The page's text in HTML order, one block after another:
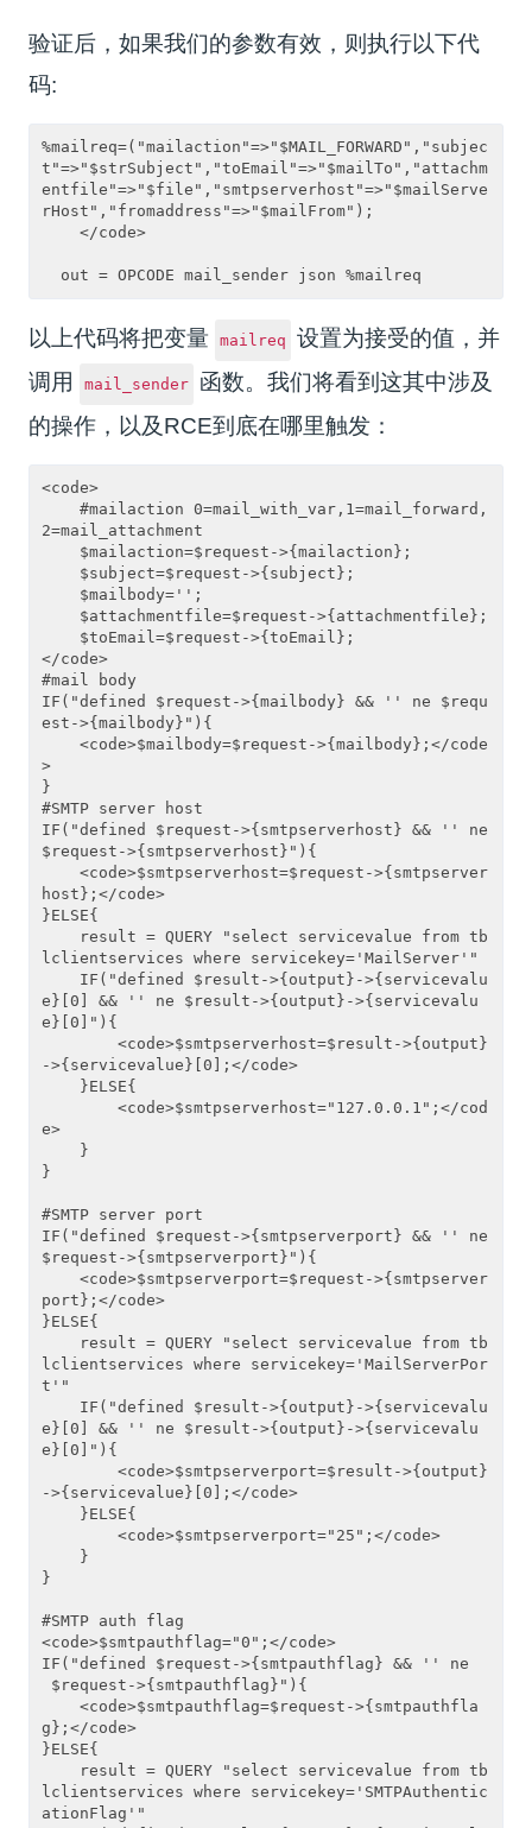
验证后，如果我们的参数有效，则执行以下代
码:
%mailreq=("mailaction"=>"$MAIL_FORWARD","subjec
t"=>"$strSubject","toEmail"=>"$mailTo","attachm
entfile"=>"$file","smtpserverhost"=>"$mailServe
rHost","fromaddress"=>"$mailFrom");
    </code>
以上代码将把变量 mailreq
设置为接受的值，并
调用
mail_sender
函数。我们将看到这其中涉及
的操作，以及RCE到底在哪里触发：
<code>
    #mailaction 0=mail_with_var,1=mail_forward,
2=mail_attachment
    $mailaction=$request->{mailaction};
    $subject=$request->{subject};
    $mailbody='';
    $attachmentfile=$request->{attachmentfile};
    $toEmail=$request->{toEmail};
</code>
#mail body
IF("defined $request->{mailbody} && '' ne $requ
est->{mailbody}"){
    <code>$mailbody=$request->{mailbody};</code
>
}
#SMTP server host
IF("defined $request->{smtpserverhost} && '' ne
$request->{smtpserverhost}"){
    <code>$smtpserverhost=$request->{smtpserver
host};</code>
}ELSE{
    result = QUERY "select servicevalue from tb
lclientservices where servicekey='MailServer'"
    IF("defined $result->{output}->{servicevalu
e}[0] && '' ne $result->{output}->{servicevalu
e}[0]"){
        <code>$smtpserverhost=$result->{output}
->{servicevalue}[0];</code>
    }ELSE{
        <code>$smtpserverhost="127.0.0.1";</cod
e>
    }
}
#SMTP server port
IF("defined $request->{smtpserverport} && '' ne
$request->{smtpserverport}"){
    <code>$smtpserverport=$request->{smtpserver
port};</code>
}ELSE{
    result = QUERY "select servicevalue from tb
lclientservices where servicekey='MailServerPor
t'"
    IF("defined $result->{output}->{servicevalu
e}[0] && '' ne $result->{output}->{servicevalu
e}[0]"){
        <code>$smtpserverport=$result->{output}
->{servicevalue}[0];</code>
    }ELSE{
        <code>$smtpserverport="25";</code>
    }
}
#SMTP auth flag
<code>$smtpauthflag="0";</code>
IF("defined $request->{smtpauthflag} && '' ne
$request->{smtpauthflag}"){
    <code>$smtpauthflag=$request->{smtpauthfla
g};</code>
}ELSE{
    result = QUERY "select servicevalue from tb
lclientservices where servicekey='SMTPAuthentic
ationFlag'"